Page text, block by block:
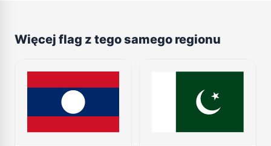
Więcej flag z tego samego regionu